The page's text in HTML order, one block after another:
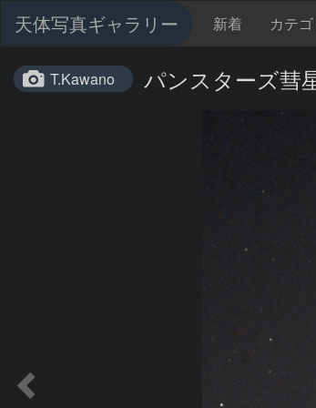
天体写真ギャラリー 新着 カテ
T.Kawano パンスターズ彗